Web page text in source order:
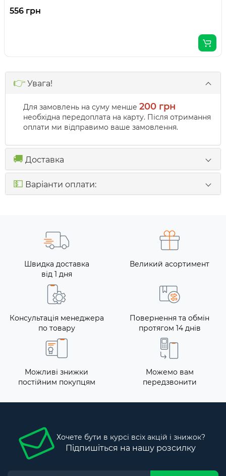
556 грн
👉 Увага!
Для замовлень на суму менше 200 грн
необхідна передоплата на карту. Після отримання
оплати ми відправимо ваше замовлення.
🚚 Доставка
💵 Варіанти оплати:
Швидка доставка
від 1 дня
Великий асортимент
Консультація менеджера
по товару
Повернення та обмін
протягом 14 днів
Можливі знижки
постійним покупцям
Можемо вам
передзвонити
Хочете бути в курсі всіх акцій і знижок?
Підпишіться на нашу розсилку